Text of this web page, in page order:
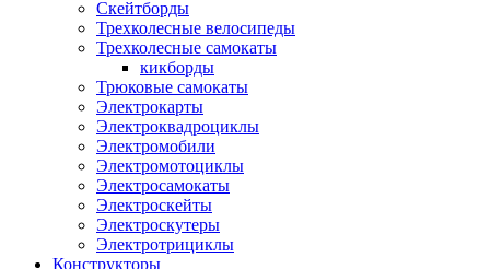
Скейтборды
Трехколесные велосипеды
Трехколесные самокаты
кикборды
Трюковые самокаты
Электрокарты
Электроквадроциклы
Электромобили
Электромотоциклы
Электросамокаты
Электроскейты
Электроскутеры
Электротрициклы
Конструкторы